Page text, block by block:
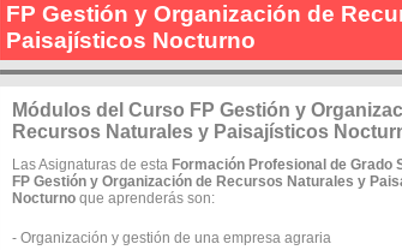
FP Gestión y Organización de
Paisajísticos Nocturno
Módulos del Curso FP Gestión y
Recursos Naturales y Paisajísticos
Las Asignaturas de esta Formación Profesional de Grado
FP Gestión y Organización de Recursos Naturales y
Nocturno que aprenderás son:
- Organización y gestión de una empresa agraria